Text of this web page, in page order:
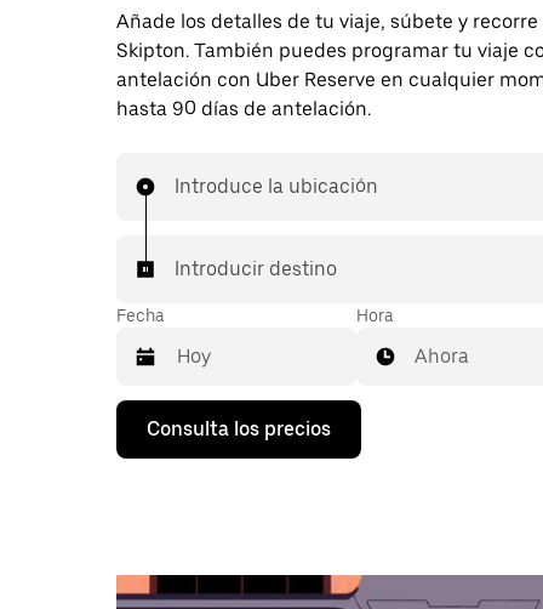
Añade los detalles de tu viaje, súbete y recorre
Skipton. También puedes programar tu viaje
antelación con Uber Reserve en cualquier
hasta 90 días de antelación.
Introduce la ubicación
Introducir destino
Fecha
Pulsa
flecha
calendario
Hora
Ahora
Consulta los precios